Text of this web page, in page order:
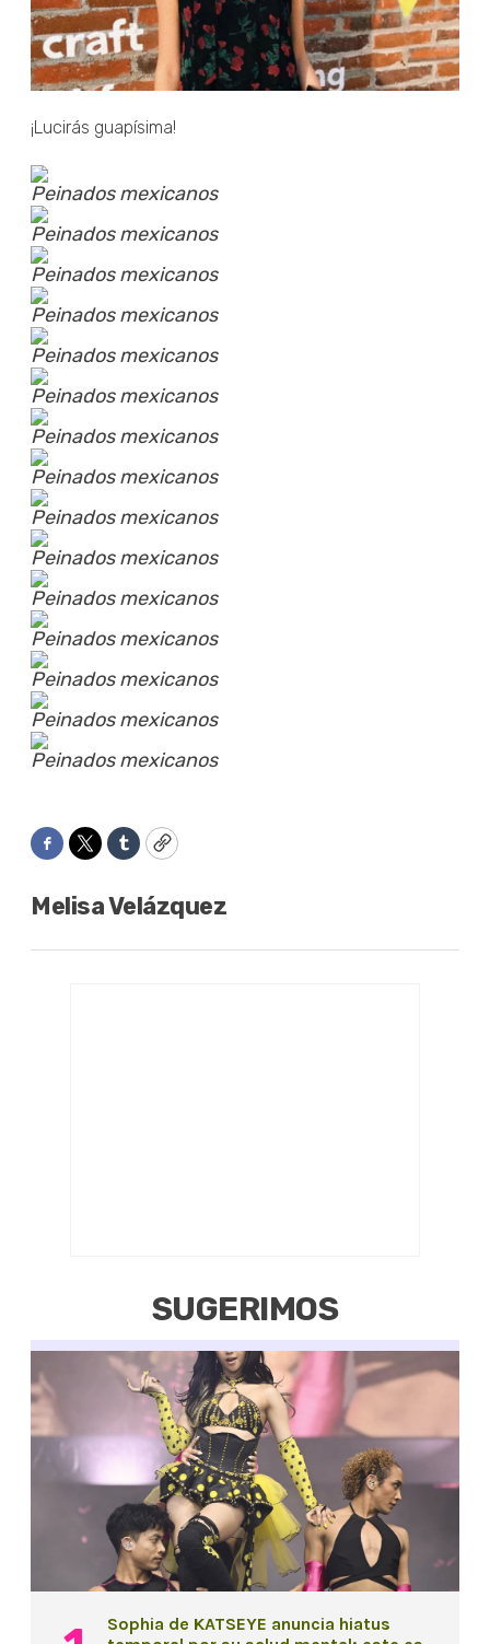
¡Lucirás guapísima!
Peinados mexicanos
Peinados mexicanos
Peinados mexicanos
Peinados mexicanos
Peinados mexicanos
Peinados mexicanos
Peinados mexicanos
Peinados mexicanos
Peinados mexicanos
Peinados mexicanos
Peinados mexicanos
Peinados mexicanos
Peinados mexicanos
Peinados mexicanos
Peinados mexicanos
Facebook
TwitterTumblrCopy
Melisa Velázquez
SUGERIMOS
Sophia de KATSEYE anuncia hiatus